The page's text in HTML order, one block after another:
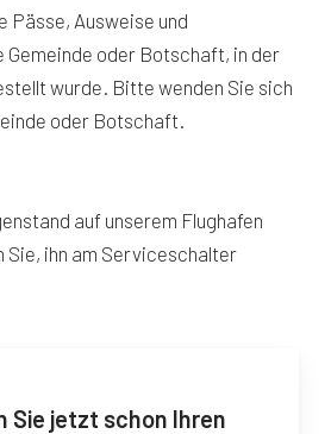
Pässe, Ausweise und
Gemeinde oder Botschaft, in der
wurde. Bitte wenden Sie sich
oder Botschaft.
auf unserem Flughafen
Sie, ihn am Serviceschalter
Sie jetzt schon Ihren